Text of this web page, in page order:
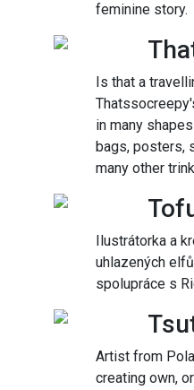
feminine story.
Is that a
in many
bags, posters,
many other
Ilustrátorka a
uhlazených
spolupráce s
Artist from
creating own,